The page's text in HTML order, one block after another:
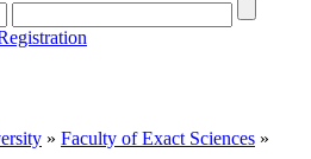
» Faculty of Exact Sciences »